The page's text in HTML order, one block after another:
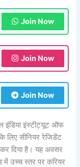
Join Now
Join Now
Join Now
इंडिया इंस्टीट्यूट ऑफ
लिए सीनियर रेजिडेंट
कर दिया है। यह अवसर
में उच्च स्तर पर करियर